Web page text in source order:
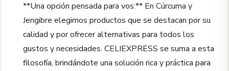
**Una opción pensada para vos:** En Cúrcuma y
Jengibre elegimos productos que se destacan por su
calidad y por ofrecer alternativas para todos los
gustos y necesidades. CELIEXPRESS se suma a esta
filosofía, brindándote una solución rica y práctica para